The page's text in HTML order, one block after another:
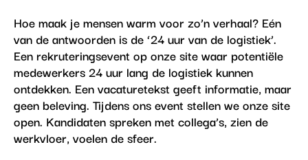
Hoe maak je mensen warm voor zo’n verhaal? Eén
van de antwoorden is de ‘24 uur van de logistiek’.
Een rekruteringsevent op onze site waar potentiële
medewerkers 24 uur lang de logistiek kunnen
ontdekken. Een vacaturetekst geeft informatie, maar
geen beleving. Tijdens ons event stellen we onze site
open. Kandidaten spreken met collega’s, zien de
werkvloer, voelen de sfeer.